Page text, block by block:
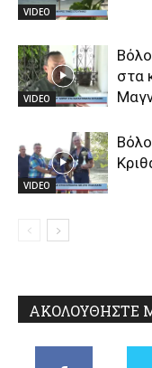
VIDEO
VIDEO
στα
VIDEO
ΑΚΟΛΟΥΘΗΣΤΕ